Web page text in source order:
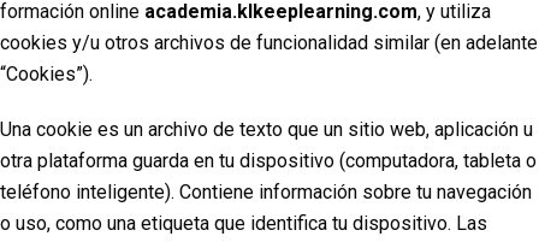
formación online academia.klkeeplearning.com, y utiliza
cookies y/u otros archivos de funcionalidad similar (en adelante
“Cookies”).
Una cookie es un archivo de texto que un sitio web, aplicación u
otra plataforma guarda en tu dispositivo (computadora, tableta o
teléfono inteligente). Contiene información sobre tu navegación
o uso, como una etiqueta que identifica tu dispositivo. Las